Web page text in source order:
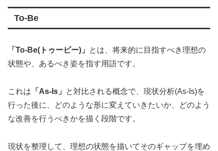
To-Be
「To-Be(トゥービー)」
とは、将来的に目指すべき理想の
状態や、あるべき姿を指す用語です。
これは 「As-Is」
と対比される概念で、現状分析(As-Is)を
行った後に、どのような形に変えていきたいか、どのよう
な改善を行うべきかを描く段階です。
現状を整理して、理想の状態を描いてそのギャップを埋め